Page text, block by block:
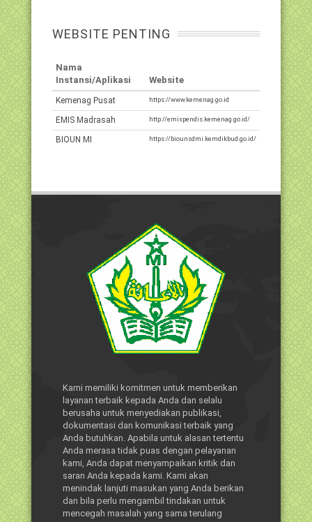
WEBSITE PENTING
Nama
Instansi/Aplikasi
Website
Kemenag Pusat https://www.kemenag.go.id
EMIS Madrasah http://emispendis.kemenag.go.id/
BIOUN MI https://biounsdmi.kemdikbud.go.id/
Kami memiliki komitmen untuk memberikan
layanan terbaik kepada Anda dan selalu
berusaha untuk menyediakan publikasi,
dokumentasi dan komunikasi terbaik yang
Anda butuhkan. Apabila untuk alasan tertentu
Anda merasa tidak puas dengan pelayanan
kami, Anda dapat menyampaikan kritik dan
saran Anda kepada kami. Kami akan
menindak lanjuti masukan yang Anda berikan
dan bila perlu mengambil tindakan untuk
mencegah masalah yang sama terulang